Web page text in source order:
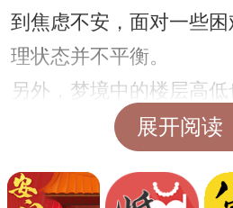
到焦虑不安，面对一些
理状态并不平衡。
另外，梦境中的楼层高
素之一。梦见坐电梯下
和内在平衡的过程中。
展开阅读